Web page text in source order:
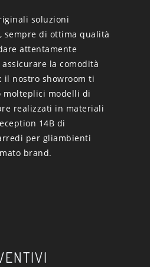
soluzioni
sempre di ottima qualità
attentamente
la comodità
il nostro showroom ti
molteplici modelli di
realizzati in materiali
14B di
per gliambienti
brand.